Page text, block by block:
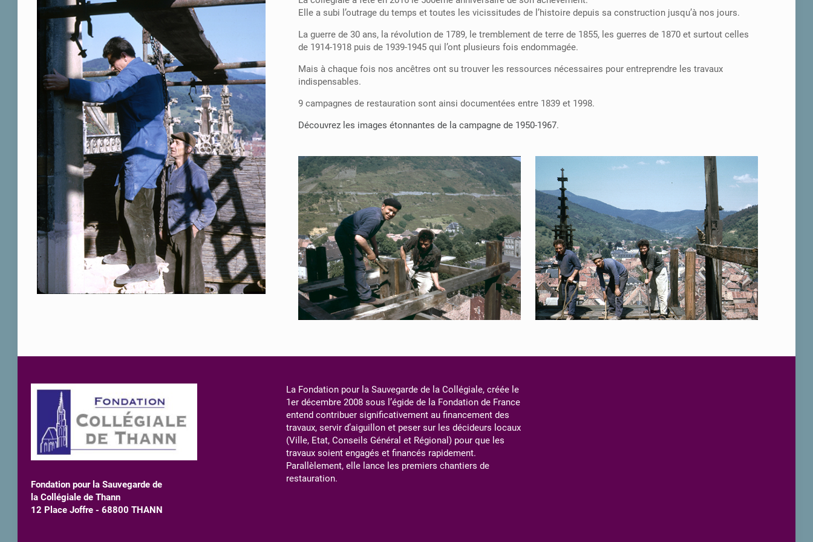
Elle a subi l’outrage du temps et toutes les vicissitudes de l’histoire depuis sa construction jusqu’à nos jours.
La guerre de 30 ans, la révolution de 1789, le tremblement de terre de 1855, les guerres de 1870 et surtout celles
de 1914-1918 puis de 1939-1945 qui l’ont plusieurs fois endommagée.
Mais à chaque fois nos ancêtres ont su trouver les ressources nécessaires pour entreprendre les travaux
indispensables.
9 campagnes de restauration sont ainsi documentées entre 1839 et 1998.
Découvrez les images étonnantes de la campagne de 1950-1967.
Fondation pour la Sauvegarde de
la Collégiale de Thann
12 Place Joffre - 68800 THANN
La Fondation pour la Sauvegarde de la Collégiale, créée le
1er décembre 2008 sous l’égide de la Fondation de France
entend contribuer significativement au financement des
travaux, servir d’aiguillon et peser sur les décideurs locaux
(Ville, Etat, Conseils Général et Régional) pour que les
travaux soient engagés et financés rapidement.
Parallèlement, elle lance les premiers chantiers de
restauration.